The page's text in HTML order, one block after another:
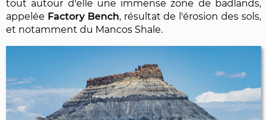
tout autour d'elle une immense zone de badlands,
appelée Factory Bench, résultat de l'érosion des sols,
et notamment du Mancos Shale.